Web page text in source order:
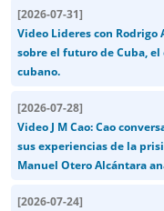
[2026-07-31]
Video Lideres con
sobre el futuro de Cuba,
cubano.
[2026-07-28]
Video J M Cao: Cao
sus experiencias de la
Manuel Otero Alcántara
[2026-07-24]